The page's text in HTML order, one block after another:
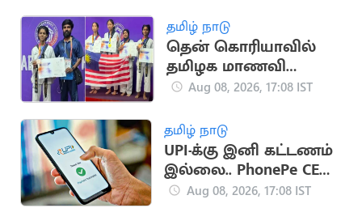
தமிழ் நாடு
தென் கொரியாவில்
தமிழக மாணவி
அசத்தல்.. உலக
போட்டியில்
வெண்கலம்
Aug 08, 2026, 17:08 IST
தமிழ் நாடு
UPI-க்கு இனி கட்டணம்
இல்லை.. PhonePe CEO
சமீர் நிகாம் உறுதி
Aug 08, 2026, 17:08 IST